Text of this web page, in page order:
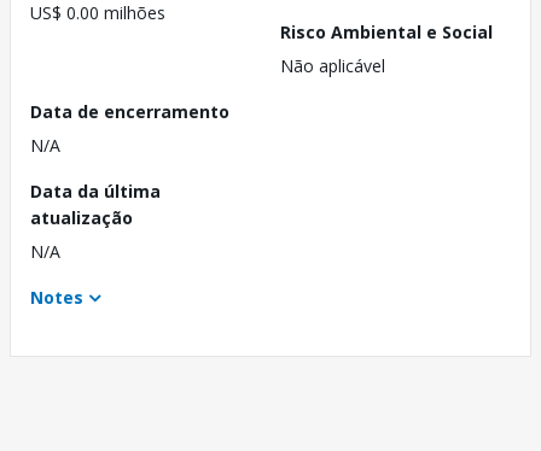
US$ 0.00 milhões
Risco Ambiental e Social
Não aplicável
Data de encerramento
N/A
Data da última
atualização
N/A
Notes